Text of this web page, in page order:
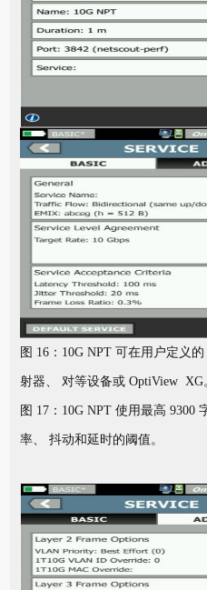
图 16：10G NPT 可在用户定义
射器、 对等设备或 OptiView XG
图 17：10G NPT 使用最高 9300
率、 抖动和延时的阈值。